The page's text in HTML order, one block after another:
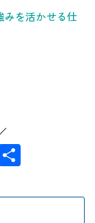
みを活かせる仕